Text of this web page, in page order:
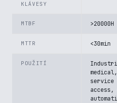
KLÁVESY
MTBF >20000H
MTTR <30min
POUŽITÍ